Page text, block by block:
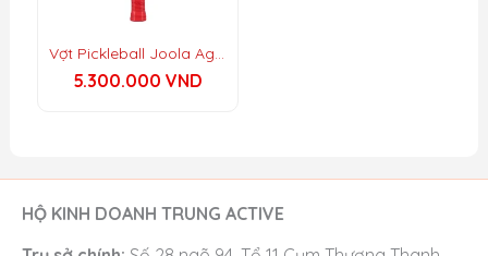
bằng tuyệt vời, tăng cường tầm với và
sức mạnh.
Tay cầm dài thoải mái:
Phù hợp với ai:
Vợt Pickleball Joola Agassi Pro
5.300.000 VND
HỘ KINH DOANH TRUNG ACTIVE